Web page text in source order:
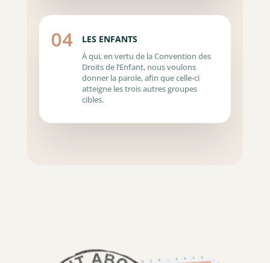
LES ENFANTS
À qui, en vertu de la Convention des
Droits de l’Enfant, nous voulons
donner la parole, afin que celle-ci
atteigne les trois autres groupes
cibles.